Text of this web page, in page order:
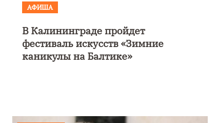
АФИША
В Калининграде пройдет
фестиваль искусств «Зимние
каникулы на Балтике»